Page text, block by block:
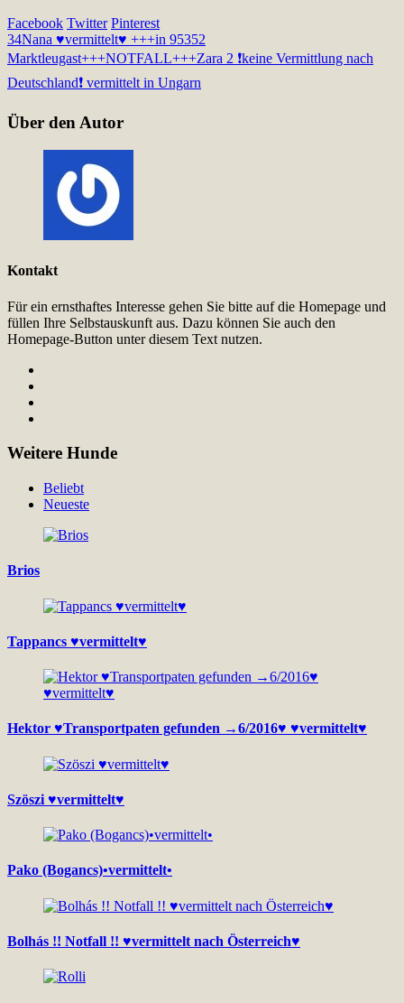
Facebook Twitter Pinterest
34Nana ♥vermittelt♥ +++in 95352
Marktleugast+++NOTFALL+++Zara 2 ❗️keine Vermittlung nach
Deutschland❗️ vermittelt in Ungarn
Über den Autor
Kontakt
Für ein ernsthaftes Interesse gehen Sie bitte auf die Homepage und
füllen Ihre Selbstauskunft aus. Dazu können Sie auch den
Homepage-Button unter diesem Text nutzen.
Weitere Hunde
Beliebt
Neueste
Brios
Tappancs ♥vermittelt♥
Hektor ♥Transportpaten gefunden →6/2016♥ ♥vermittelt♥
Szöszi ♥vermittelt♥
Pako (Bogancs)•vermittelt•
Bolhás !! Notfall !! ♥vermittelt nach Österreich♥